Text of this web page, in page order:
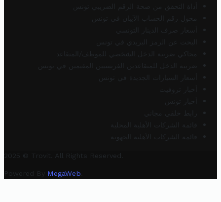
أداة التحقق من صحة الرقم الضريبي تونس
محول رقم الحساب الآيبان في تونس
أسعار صرف الدينار التونسي
البحث عن الرمز البريدي في تونس
محاكي ضريبة الدخل الشخصي للموظف/المتقاعد
ضريبة الدخل للمتقاعدين الفرنسيين المقيمين في تونس
أسعار السيارات الجديدة في تونس
أخبار تروفيت
أخبار تونس
رابط خلفي مجاني
قائمة الشركات الأهلية المحلية
قائمة الشركات الأهلية الجهوية
2025 © Trovit. All Rights Reserved.
Powered By MegaWeb